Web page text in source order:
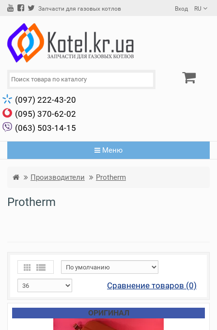
Запчасти для газовых котлов Вход RU
(097) 222-43-20
(095) 370-62-02
(063) 503-14-15
Меню
Производители Protherm
Protherm
Сравнение товаров (0)
ОРИГИНАЛ